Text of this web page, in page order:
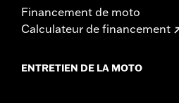
Financement de moto
Calculateur de financement
ENTRETIEN DE LA MOTO